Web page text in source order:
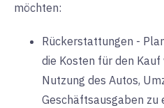
möchten:
Rückerstattungen -
die Kosten für den Kauf
Nutzung des Autos,
Geschäftsausgaben zu